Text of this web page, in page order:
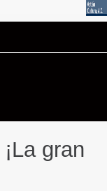
gran